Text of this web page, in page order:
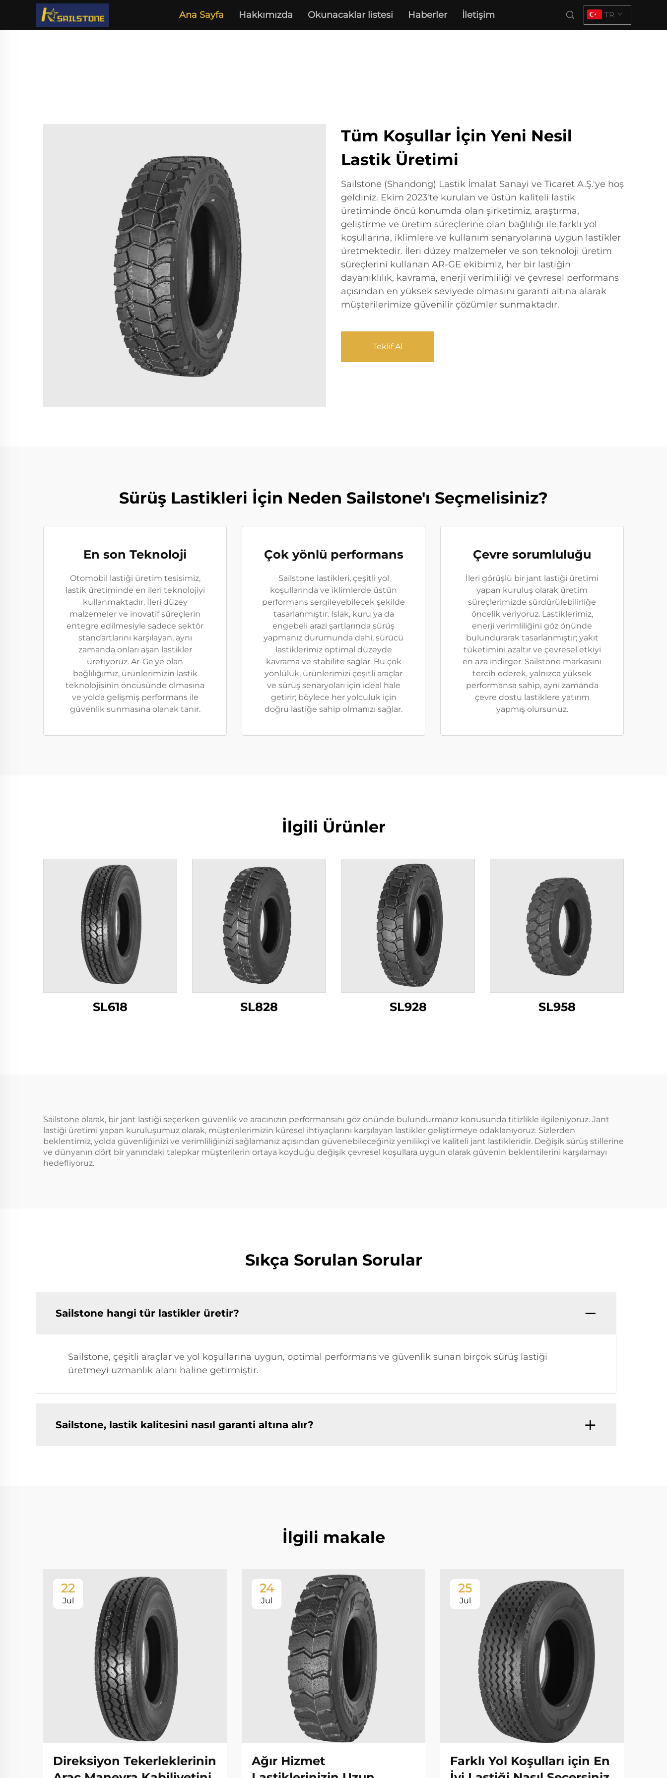
Ana Sayfa Hakkımızda Okunacaklar listesi Haberler İletişim TR
Tüm Koşullar İçin Yeni Nesil
Lastik Üretimi
Sailstone (Shandong) Lastik İmalat Sanayi ve Ticaret A.Ş.'ye hoş
geldiniz. Ekim 2023'te kurulan ve üstün kaliteli lastik
üretiminde öncü konumda olan şirketimiz, araştırma,
geliştirme ve üretim süreçlerine olan bağlılığı ile farklı yol
koşullarına, iklimlere ve kullanım senaryolarına uygun lastikler
üretmektedir. İleri düzey malzemeler ve son teknoloji üretim
süreçlerini kullanan AR-GE ekibimiz, her bir lastiğin
dayanıklılık, kavrama, enerji verimliliği ve çevresel performans
açısından en yüksek seviyede olmasını garanti altına alarak
müşterilerimize güvenilir çözümler sunmaktadır.
Teklif Al
Sürüş Lastikleri İçin Neden Sailstone'ı Seçmelisiniz?
En son Teknoloji
Otomobil lastiği üretim tesisimiz,
lastik üretiminde en ileri teknolojiyi
kullanmaktadır. İleri düzey
malzemeler ve inovatif süreçlerin
entegre edilmesiyle sadece sektör
standartlarını karşılayan, aynı
zamanda onları aşan lastikler
üretiyoruz. Ar-Ge'ye olan
bağlılığımız, ürünlerimizin lastik
teknolojisinin öncüsünde olmasına
ve yolda gelişmiş performans ile
güvenlik sunmasına olanak tanır.
Çok yönlü performans
Sailstone lastikleri, çeşitli yol
koşullarında ve iklimlerde üstün
performans sergileyebilecek şekilde
tasarlanmıştır. Islak, kuru ya da
engebeli arazi şartlarında sürüş
yapmanız durumunda dahi, sürücü
lastiklerimiz optimal düzeyde
kavrama ve stabilite sağlar. Bu çok
yönlülük, ürünlerimizi çeşitli araçlar
ve sürüş senaryoları için ideal hale
getirir; böylece her yolculuk için
doğru lastiğe sahip olmanızı sağlar.
Çevre sorumluluğu
İleri görüşlü bir jant lastiği üretimi
yapan kuruluş olarak üretim
süreçlerimizde sürdürülebilirliğe
öncelik veriyoruz. Lastiklerimiz,
enerji verimliliğini göz önünde
bulundurarak tasarlanmıştır; yakıt
tüketimini azaltır ve çevresel etkiyi
en aza indirger. Sailstone markasını
tercih ederek, yalnızca yüksek
performansa sahip, aynı zamanda
çevre dostu lastiklere yatırım
yapmış olursunuz.
İlgili Ürünler
SL618 SL828 SL928 SL958
Sailstone olarak, bir jant lastiği seçerken güvenlik ve aracınızın performansını göz önünde bulundurmanız konusunda titizlikle ilgileniyoruz. Jant
lastiği üretimi yapan kuruluşumuz olarak, müşterilerimizin küresel ihtiyaçlarını karşılayan lastikler geliştirmeye odaklanıyoruz. Sizlerden
beklentimiz, yolda güvenliğinizi ve verimliliğinizi sağlamanız açısından güvenebileceğiniz yenilikçi ve kaliteli jant lastikleridir. Değişik sürüş stillerine
ve dünyanın dört bir yanındaki talepkar müşterilerin ortaya koyduğu değişik çevresel koşullara uygun olarak güvenin beklentilerini karşılamayı
hedefliyoruz.
Sıkça Sorulan Sorular
Sailstone hangi tür lastikler üretir?
Sailstone, çeşitli araçlar ve yol koşullarına uygun, optimal performans ve güvenlik sunan birçok sürüş lastiği
üretmeyi uzmanlık alanı haline getirmiştir.
Sailstone, lastik kalitesini nasıl garanti altına alır?
İlgili makale
22
Jul
Direksiyon Tekerleklerinin
24
Jul
Ağır Hizmet
25
Jul
Farklı Yol Koşulları için En